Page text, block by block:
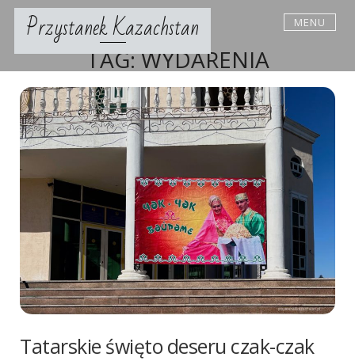
Skip
Przystanek Kazachstan MENU
TAG:WYDARENIA
Tatarskie święto deseru czak-czak